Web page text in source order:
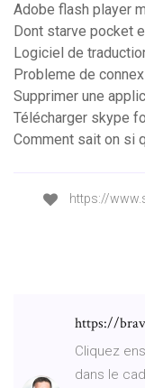
Adobe flash player
Dont starve pocket
Logiciel de
Probleme de
Supprimer une
Télécharger skype
Comment sait on si
https://
https://
Cliquez
dans le